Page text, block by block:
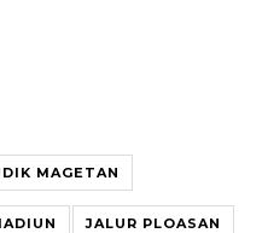
MAGETAN
JALUR PLOASAN